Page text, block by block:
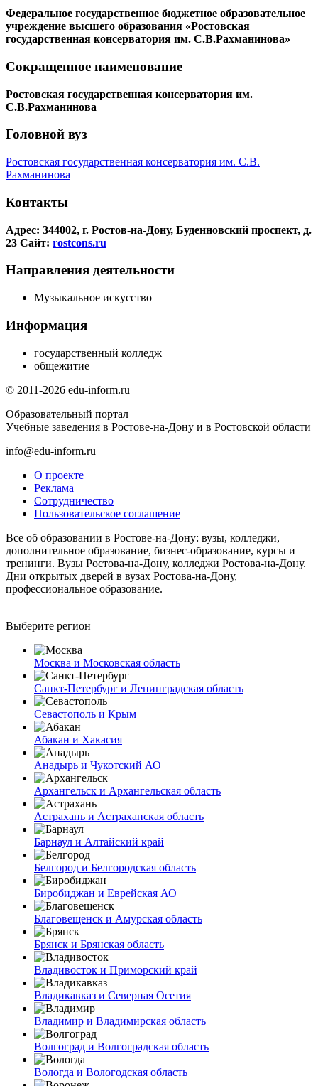
Федеральное государственное бюджетное образовательное
учреждение высшего образования «Ростовская
государственная консерватория им. С.В.Рахманинова»
Сокращенное наименование
Ростовская государственная консерватория им.
С.В.Рахманинова
Головной вуз
Ростовская государственная консерватория им. С.В.
Рахманинова
Контакты
Адрес: 344002, г. Ростов-на-Дону, Буденновский проспект, д.
23 Сайт: rostcons.ru
Направления деятельности
Музыкальное искусство
Информация
государственный колледж
общежитие
© 2011-2026 edu-inform.ru
Образовательный портал
Учебные заведения в Ростове-на-Дону и в Ростовской области
info@edu-inform.ru
О проекте
Реклама
Сотрудничество
Пользовательское соглашение
Все об образовании в Ростове-на-Дону: вузы, колледжи,
дополнительное образование, бизнес-образование, курсы и
тренинги. Вузы Ростова-на-Дону, колледжи Ростова-на-Дону.
Дни открытых дверей в вузах Ростова-на-Дону,
профессиональное образование.
Выберите регион
Москва и Московская область
Санкт-Петербург и Ленинградская область
Севастополь и Крым
Абакан и Хакасия
Анадырь и Чукотский АО
Архангельск и Архангельская область
Астрахань и Астраханская область
Барнаул и Алтайский край
Белгород и Белгородская область
Биробиджан и Еврейская АО
Благовещенск и Амурская область
Брянск и Брянская область
Владивосток и Приморский край
Владикавказ и Северная Осетия
Владимир и Владимирская область
Волгоград и Волгоградская область
Вологда и Вологодская область